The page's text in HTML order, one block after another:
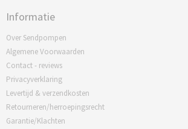
Informatie
Over Sendpompen
Algemene Voorwaarden
Contact - reviews
Privacyverklaring
Levertijd & verzendkosten
Retourneren/herroepingsrecht
Garantie/Klachten